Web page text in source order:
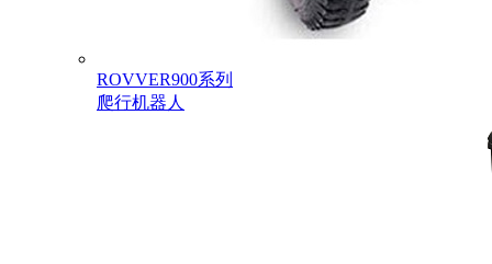
ROVVER900系列
爬行机器人